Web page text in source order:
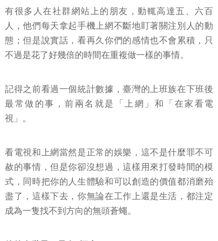
有很多人在社群網站上的朋友，動輒高達五、六百
人，他們每天拿起手機上網不斷地盯著關注別人的動
態；但是說實話，看再久你們的感情也不會累積，只
不過是花了好幾倍的時間在重複做一樣的事情。
記得之前看過一個統計數據，臺灣的上班族在下班後
最常做的事，前兩名就是「上網」和「在家看電
視」。
看電視和上網當然是正常的娛樂，這不是什麼罪不可
赦的事情，但是你卻沒想過，這樣用來打發時間的模
式，同時把你的人生體驗和可以創造的價值都消磨殆
盡了，這樣下去，你無論在工作上還是生活，都注定
成為一隻找不到方向的無頭蒼蠅。